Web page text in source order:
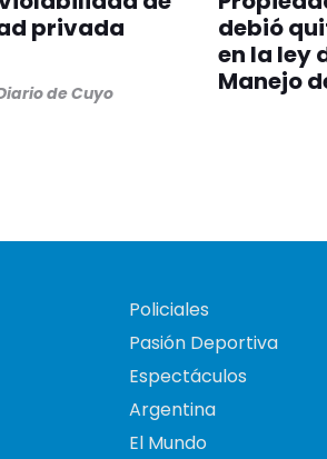
privada
de Cuyo
debió
en la ley
Manejo
Policiales
Pasión Deportiva
Espectáculos
Argentina
El Mundo